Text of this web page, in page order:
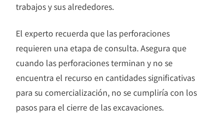
trabajos y sus alrededores.
El experto recuerda que las perforaciones
requieren una etapa de consulta. Asegura que
cuando las perforaciones terminan y no se
encuentra el recurso en cantidades significativas
para su comercialización, no se cumpliría con los
pasos para el cierre de las excavaciones.